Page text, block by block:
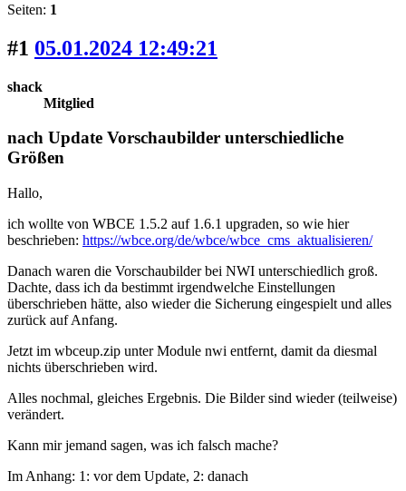
Seiten: 1
#1 05.01.2024 12:49:21
shack
Mitglied
nach Update Vorschaubilder unterschiedliche
Größen
Hallo,
ich wollte von WBCE 1.5.2 auf 1.6.1 upgraden, so wie hier
beschrieben: https://wbce.org/de/wbce/wbce_cms_aktualisieren/
Danach waren die Vorschaubilder bei NWI unterschiedlich groß.
Dachte, dass ich da bestimmt irgendwelche Einstellungen
überschrieben hätte, also wieder die Sicherung eingespielt und alles
zurück auf Anfang.
Jetzt im wbceup.zip unter Module nwi entfernt, damit da diesmal
nichts überschrieben wird.
Alles nochmal, gleiches Ergebnis. Die Bilder sind wieder (teilweise)
verändert.
Kann mir jemand sagen, was ich falsch mache?
Im Anhang: 1: vor dem Update, 2: danach